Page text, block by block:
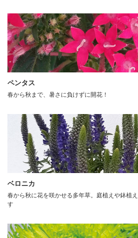
ペンタス
春から秋まで、暑さに負けずに開花！
ベロニカ
春から秋に花を咲かせる多年草。庭植えや鉢植
す